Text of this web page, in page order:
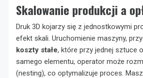
Skalowanie produkcji a
Druk 3D kojarzy się z jednostkowymi
efekt skali. Uruchomienie maszyny,
koszty stałe, które przy jednej sztuce
samego elementu, operator może
(nesting), co optymalizuje proces.